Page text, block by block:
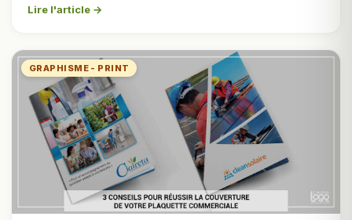
Lire l'article →
GRAPHISME - PRINT